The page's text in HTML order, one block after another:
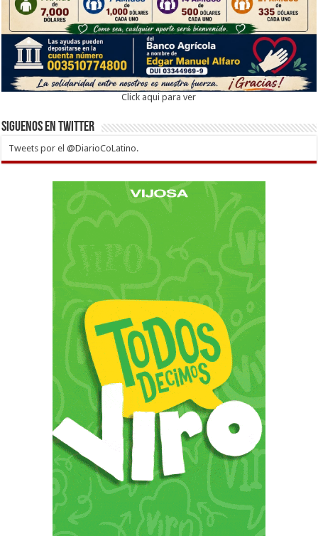
Click aqui para ver
Siguenos en twitter
Tweets por el @DiarioCoLatino.